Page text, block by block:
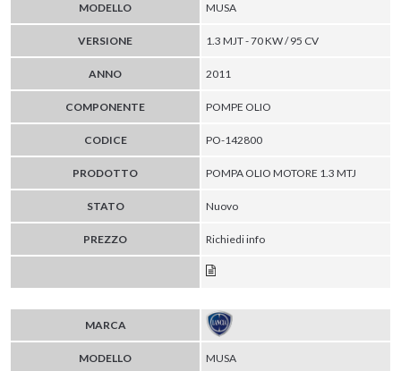
MODELLO MUSA
VERSIONE 1.3 MJT - 70 KW / 95 CV
ANNO 2011
COMPONENTE POMPE OLIO
CODICE PO-142800
PRODOTTO POMPA OLIO MOTORE 1.3 MTJ
STATO Nuovo
PREZZO Richiedi info
MARCA
MODELLO MUSA